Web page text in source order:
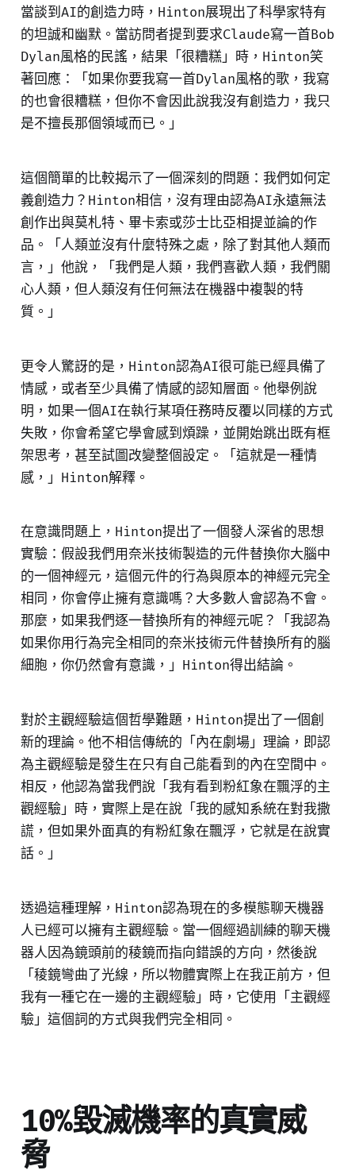
當談到AI的創造力時，Hinton展現出了科學家特有
的坦誠和幽默。當訪問者提到要求Claude寫一首Bob
Dylan風格的民謠，結果「很糟糕」時，Hinton笑
著回應：「如果你要我寫一首Dylan風格的歌，我寫
的也會很糟糕，但你不會因此說我沒有創造力，我只
是不擅長那個領域而已。」
這個簡單的比較揭示了一個深刻的問題：我們如何定
義創造力？Hinton相信，沒有理由認為AI永遠無法
創作出與莫札特、畢卡索或莎士比亞相提並論的作
品。「人類並沒有什麼特殊之處，除了對其他人類而
言，」他說，「我們是人類，我們喜歡人類，我們關
心人類，但人類沒有任何無法在機器中複製的特
質。」
更令人驚訝的是，Hinton認為AI很可能已經具備了
情感，或者至少具備了情感的認知層面。他舉例說
明，如果一個AI在執行某項任務時反覆以同樣的方式
失敗，你會希望它學會感到煩躁，並開始跳出既有框
架思考，甚至試圖改變整個設定。「這就是一種情
感，」Hinton解釋。
在意識問題上，Hinton提出了一個發人深省的思想
實驗：假設我們用奈米技術製造的元件替換你大腦中
的一個神經元，這個元件的行為與原本的神經元完全
相同，你會停止擁有意識嗎？大多數人會認為不會。
那麼，如果我們逐一替換所有的神經元呢？「我認為
如果你用行為完全相同的奈米技術元件替換所有的腦
細胞，你仍然會有意識，」Hinton得出結論。
對於主觀經驗這個哲學難題，Hinton提出了一個創
新的理論。他不相信傳統的「內在劇場」理論，即認
為主觀經驗是發生在只有自己能看到的內在空間中。
相反，他認為當我們說「我有看到粉紅象在飄浮的主
觀經驗」時，實際上是在說「我的感知系統在對我撒
謊，但如果外面真的有粉紅象在飄浮，它就是在說實
話。」
透過這種理解，Hinton認為現在的多模態聊天機器
人已經可以擁有主觀經驗。當一個經過訓練的聊天機
器人因為鏡頭前的稜鏡而指向錯誤的方向，然後說
「稜鏡彎曲了光線，所以物體實際上在我正前方，但
我有一種它在一邊的主觀經驗」時，它使用「主觀經
驗」這個詞的方式與我們完全相同。
10%毀滅機率的真實威
脅